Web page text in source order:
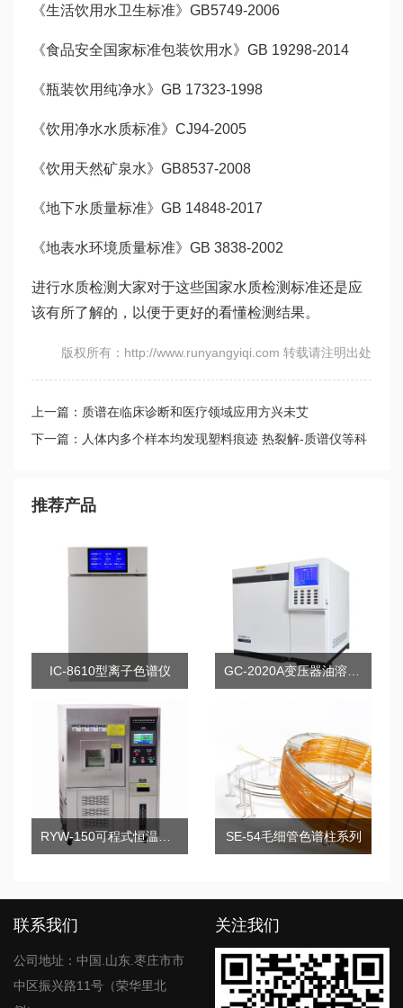
《生活饮用水卫生标准》GB5749-2006
《食品安全国家标准包装饮用水》GB 19298-2014
《瓶装饮用纯净水》GB 17323-1998
《饮用净水水质标准》CJ94-2005
《饮用天然矿泉水》GB8537-2008
《地下水质量标准》GB 14848-2017
《地表水环境质量标准》GB 3838-2002
进行水质检测大家对于这些国家水质检测标准还是应
该有所了解的，以便于更好的看懂检测结果。
版权所有：http://www.runyangyiqi.com 转载请注明出处
上一篇：质谱在临床诊断和医疗领域应用方兴未艾
下一篇：人体内多个样本均发现塑料痕迹 热裂解-质谱仪等科
推荐产品
IC-8610型离子色谱仪
RYW-150可程式恒温恒湿试验箱 SE-54毛细管色谱柱系列
联系我们
公司地址：中国.山东.枣庄市市
中区振兴路11号（荣华里北
关注我们